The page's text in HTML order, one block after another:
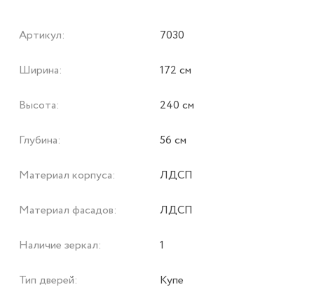
Артикул: 7030
Ширина: 172 см
Высота: 240 см
Глубина: 56 см
Материал корпуса: ЛДСП
Материал фасадов: ЛДСП
Наличие зеркал: 1
Тип дверей: Купе